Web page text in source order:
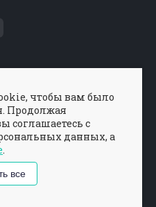
и принадлежат компании ООО
без предварительного
субъектов персональных
данных и Политики в
ООО «Север для Вас». Условия
чтобы вам было
Продолжая
соглашаетесь c
данных, а
.
все